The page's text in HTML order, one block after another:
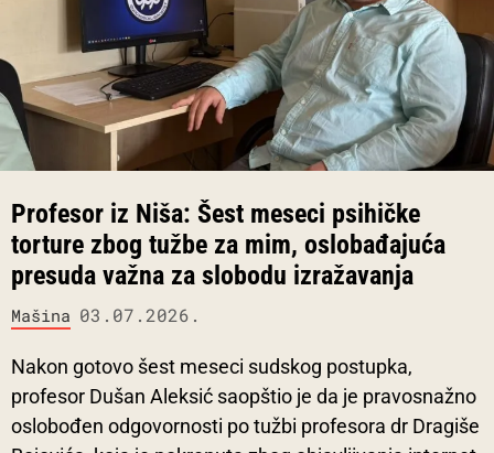
Profesor iz Niša: Šest meseci psihičke
torture zbog tužbe za mim, oslobađajuća
presuda važna za slobodu izražavanja
Mašina 03.07.2026.
Nakon gotovo šest meseci sudskog postupka,
profesor Dušan Aleksić saopštio je da je pravosnažno
oslobođen odgovornosti po tužbi profesora dr Dragiše